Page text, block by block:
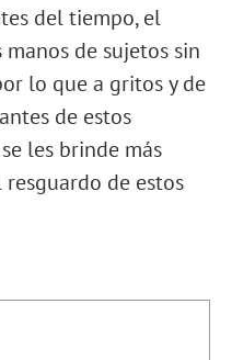
del tiempo, el
de sujetos sin
lo que a gritos y de
de estos
les brinde más
de estos